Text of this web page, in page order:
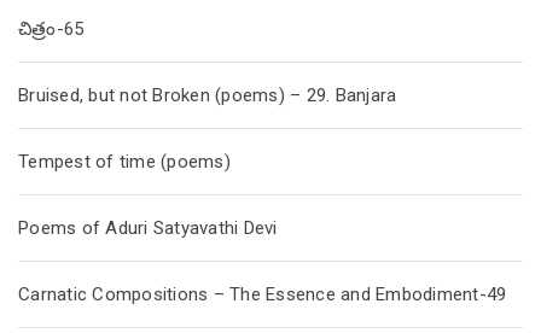
చిత్రం-65
Bruised, but not Broken (poems) – 29. Banjara
Tempest of time (poems)
Poems of Aduri Satyavathi Devi
Carnatic Compositions – The Essence and Embodiment-49